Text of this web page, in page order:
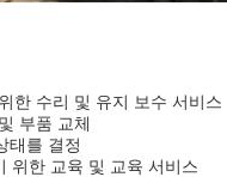
한 수리 및 유지 보수 서비스
부품 교체
태를 결정
위한 교육 및 교육 서비스